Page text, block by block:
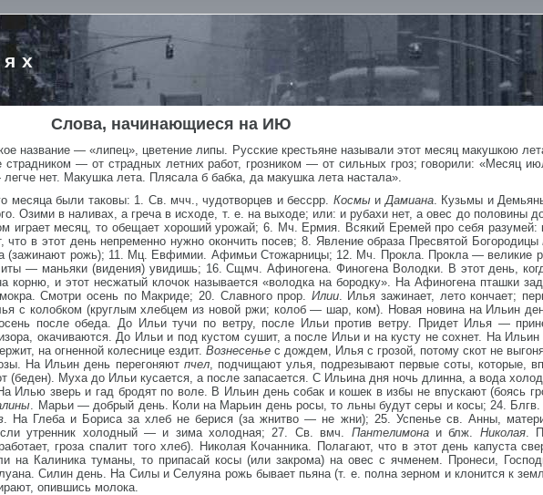
Слова, начинающиеся на ИЮ
название — «липец», цветение липы. Русские крестьяне называли этот месяц макушкою
— от страдных летних работ, грозником — от сильных гроз; говорили: «Месяц
нет. Макушка лета. Плясала б бабка, да макушка лета настала».
месяца были таковы: 1. Св. мчч., чудотворцев и бессрр. Космы иДамиана. Кузьмы и
Озими в наливах, а греча в исходе, т. е. на выходе; или: и рубахи нет, а овес до половины
играет месяц, то обещает хороший урожай; 6. Мч. Ермия. Всякий Еремей про себя разумей:
что в этот день непременно нужно окончить посев; 8. Явление образа Пресвятой Богородицы
(зажинают рожь); 11. Мц. Евфимии. Афимьи Стожарницы; 12. Мч. Прокла. Прокла — великие
— маньяки (видения) увидишь; 16. Сщмч. Афиногена. Финогена Володки. В этот день,
корню, и этот несжатый клочок называется «володка на бородку». На Афиногена пташки
Смотри осень по Макриде; 20. Славного прор. Илии. Илья зажинает, лето кончает;
с колобком (круглым хлебцем из новой ржи; колоб — шар, ком). Новая новина на Ильин
после обеда. До Ильи тучи по ветру, после Ильи против ветру. Придет Илья —
окачиваются. До Ильи и под кустом сушит, а после Ильи и на кусту не сохнет. На
на огненной колеснице ездит. Вознесенье с дождем, Илья с грозой, потому скот не
На Ильин день перегоняют пчел, подчищают улья, подрезывают первые соты, которые,
(беден). Муха до Ильи кусается, а после запасается. С Ильина дня ночь длинна, а вода
Илью зверь и гад бродят по воле. В Ильин день собак и кошек в избы не впускают (боясь
. Марьи — добрый день. Коли на Марьин день росы, то льны будут серы и косы; 24.
. На Глеба и Бориса за хлеб не берися (за жнитво — не жни); 25. Успенье св. Анны,
утренник холодный — и зима холодная; 27. Св. вмч. Пантелимона и блж. Николая.
гроза спалит того хлеб). Николая Кочанника. Полагают, что в этот день капуста
на Калиника туманы, то припасай косы (или закрома) на овес с ячменем. Пронеси,
Силин день. На Силы и Селуяна рожь бывает пьяна (т. е. полна зерном и клонится к
опившись молока.